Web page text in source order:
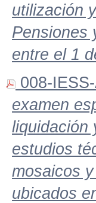
utilización
Pensiones
entre el 1
008-
examen
liquidación
estudios
mosaicos
ubicados